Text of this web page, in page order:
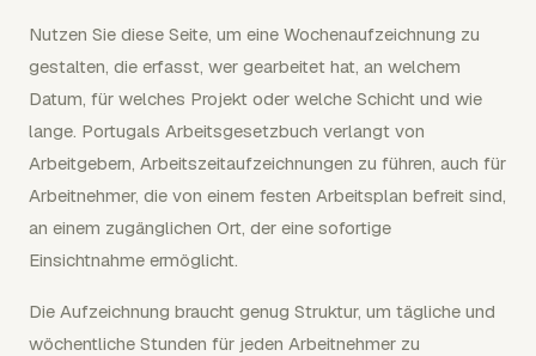
Nutzen Sie diese Seite, um eine Wochenaufzeichnung zu
gestalten, die erfasst, wer gearbeitet hat, an welchem
Datum, für welches Projekt oder welche Schicht und wie
lange. Portugals Arbeitsgesetzbuch verlangt von
Arbeitgebern, Arbeitszeitaufzeichnungen zu führen, auch für
Arbeitnehmer, die von einem festen Arbeitsplan befreit sind,
an einem zugänglichen Ort, der eine sofortige
Einsichtnahme ermöglicht.
Die Aufzeichnung braucht genug Struktur, um tägliche und
wöchentliche Stunden für jeden Arbeitnehmer zu